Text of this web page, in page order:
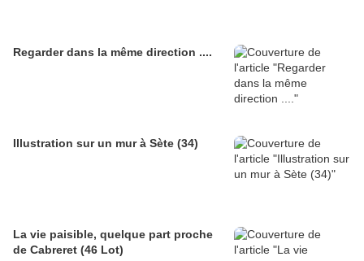
Regarder dans la même direction ....
Illustration sur un mur à Sète (34)
La vie paisible, quelque part proche
de Cabreret (46 Lot)